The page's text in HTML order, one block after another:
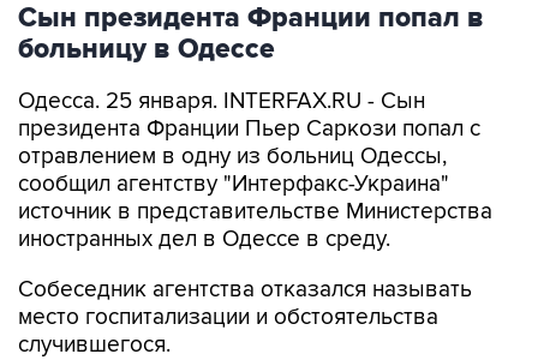
Сын президента Франции попал в
больницу в Одессе
Одесса. 25 января. INTERFAX.RU - Сын
президента Франции Пьер Саркози попал с
отравлением в одну из больниц Одессы,
сообщил агентству "Интерфакс-Украина"
источник в представительстве Министерства
иностранных дел в Одессе в среду.
Собеседник агентства отказался называть
место госпитализации и обстоятельства
случившегося.